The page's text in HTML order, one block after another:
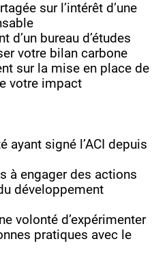
sur l’intérêt d’une
d’un bureau d’études
votre bilan carbone
sur la mise en place de
votre impact
ayant signé l’ACI depuis
à engager des actions
développement
volonté d’expérimenter
pratiques avec le